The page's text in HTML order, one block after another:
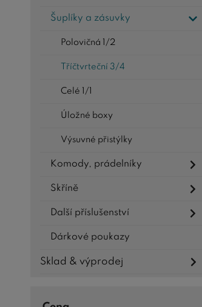
Šuplíky a zásuvky
Polovičná 1/2
Tříčtvrteční 3/4
Celé 1/1
Úložné boxy
Výsuvné přistýlky
Komody, prádelníky
Skříně
Další příslušenství
Dárkové poukazy
Sklad & výprodej